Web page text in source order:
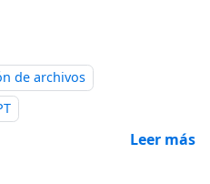
de archivos
Leer más